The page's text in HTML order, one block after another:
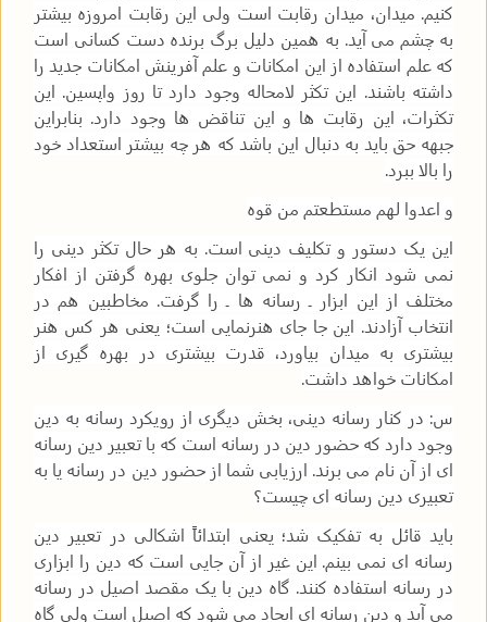
کنیم. میدان، میدان رقابت است ولی این رقابت امروزه بیشتر
به چشم می آید. به همین دلیل برگ برنده دست کسانی است
که علم استفاده از این امکانات و علم آفرینش امکانات جدید را
داشته باشند. این تکثر لامحاله وجود دارد تا روز واپسین. این
تکثرات، این رقابت ها و این تناقض ها وجود دارد. بنابراین
جبهه حق باید به دنبال این باشد که هر چه بیشتر استعداد خود
را بالا ببرد.
و اعدوا لهم مستطعتم من قوه
این یک دستور و تکلیف دینی است. به هر حال تکثر دینی را
نمی شود انکار کرد و نمی توان جلوی بهره گرفتن از افکار
مختلف از این ابزار ـ رسانه ها ـ را گرفت. مخاطبین هم در
انتخاب آزادند. این جا جای هنرنمایی است؛ یعنی هر کس هنر
بیشتری به میدان بیاورد، قدرت بیشتری در بهره گیری از
امکانات خواهد داشت.
س: در کنار رسانه دینی، بخش دیگری از رویکرد رسانه به دین
وجود دارد که حضور دین در رسانه است که با تعبیر دین رسانه
ای از آن نام می برند. ارزیابی شما از حضور دین در رسانه یا به
تعبیری دین رسانه ای چیست؟
باید قائل به تفکیک شد؛ یعنی ابتدائاً اشکالی در تعبیر دین
رسانه ای نمی بینم. این غیر از آن جایی است که دین را ابزاری
در رسانه استفاده کنند. گاه دین با یک مقصد اصیل در رسانه
می آید و دین رسانه ای ایجاد می شود که اصیل است ولی گاه